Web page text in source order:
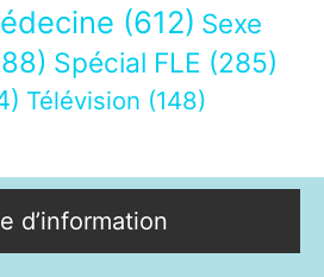
(612) Sexe
Spécial FLE (285)
Télévision (148)
d’information